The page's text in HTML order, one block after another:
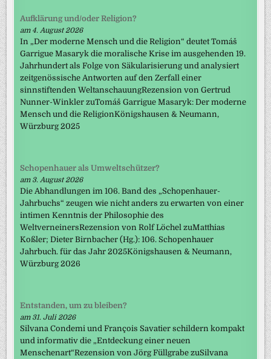
Aufklärung und/oder Religion?
am 4. August 2026
In „Der moderne Mensch und die Religion“ deutet Tomáš
Garrigue Masaryk die moralische Krise im ausgehenden 19.
Jahrhundert als Folge von Säkularisierung und analysiert
zeitgenössische Antworten auf den Zerfall einer
sinnstiftenden WeltanschauungRezension von Gertrud
Nunner-Winkler zuTomáš Garrigue Masaryk: Der moderne
Mensch und die ReligionKönigshausen & Neumann,
Würzburg 2025
Schopenhauer als Umweltschützer?
am 3. August 2026
Die Abhandlungen im 106. Band des „Schopenhauer-
Jahrbuchs“ zeugen wie nicht anders zu erwarten von einer
intimen Kenntnis der Philosophie des
WeltverneinersRezension von Rolf Löchel zuMatthias
Koßler; Dieter Birnbacher (Hg.): 106. Schopenhauer
Jahrbuch. für das Jahr 2025Königshausen & Neumann,
Würzburg 2026
Entstanden, um zu bleiben?
am 31. Juli 2026
Silvana Condemi und François Savatier schildern kompakt
und informativ die „Entdeckung einer neuen
Menschenart“Rezension von Jörg Füllgrabe zuSilvana